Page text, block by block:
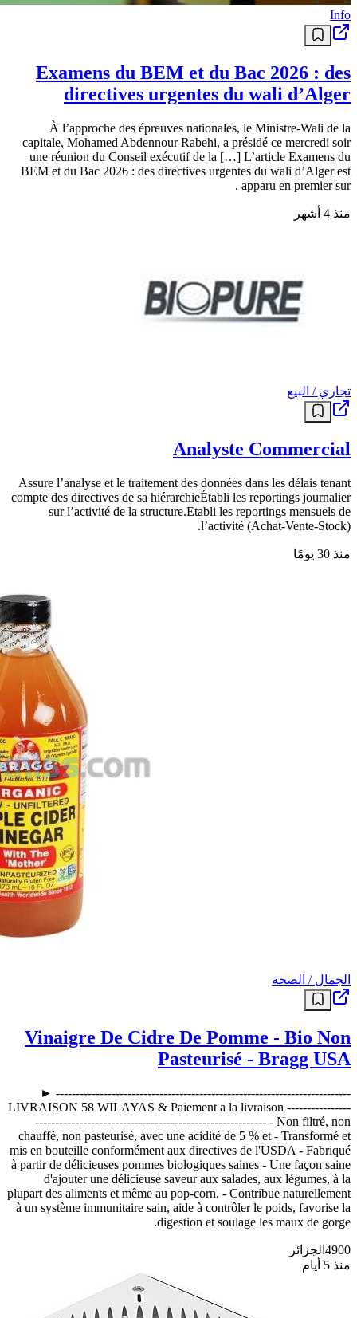
Info
Examens du BEM et du Bac 2026 : des
directives urgentes du wali d’Alger
À l’approche des épreuves nationales, le Ministre-Wali de la
capitale, Mohamed Abdennour Rabehi, a présidé ce mercredi soir
une réunion du Conseil exécutif de la […] L’article Examens du
BEM et du Bac 2026 : des directives urgentes du wali d’Alger est
apparu en premier sur .
منذ 4 أشهر
تجاري / البيع
Analyste Commercial
Assure l’analyse et le traitement des données dans les délais tenant
compte des directives de sa hiérarchieÉtabli les reportings journalier
sur l’activité de la structure.Etabli les reportings mensuels de
l’activité (Achat-Vente-Stock).
منذ 30 يومًا
الجمال / الصحة
Vinaigre De Cidre De Pomme - Bio Non
Pasteurisé - Bragg USA
-------------------------------------------------------------------------- ►
LIVRAISON 58 WILAYAS & Paiement a la livraison ----------------
---------------------------------------------------------- - Non filtré, non
chauffé, non pasteurisé, avec une acidité de 5 % et - Transformé et
mis en bouteille conformément aux directives de l'USDA - Fabriqué
à partir de délicieuses pommes biologiques saines - Une façon saine
d'ajouter une délicieuse saveur aux salades, aux légumes, à la
plupart des aliments et même au pop-corn. - Contribue naturellement
à un système immunitaire sain, aide à contrôler le poids, favorise la
digestion et soulage les maux de gorge.
4900 الجزائر
منذ 5 أيام